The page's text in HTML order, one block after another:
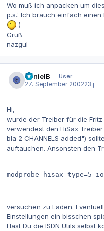
Wo muß ich anpacken um
p.s.: Ich brauch einfach
)
Gruß
nazgul
DanielB
User
27. September 200223 j
Hi,
wurde der Treiber für die
verwendest den HiSax
bla 2 CHANNELS added")
auftauchen. Ansonsten den
modprobe hisax type=5
versuchen zu Laden.
Einstellungen ein bisschen
Hast Du die ISDN Utils selbst